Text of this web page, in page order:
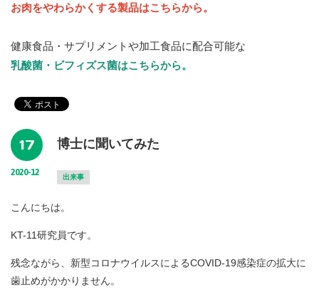
お肉をやわらかくする製品はこちらから。
健康食品・サプリメントや加工食品に配合可能な
乳酸菌・ビフィズス菌はこちらから。
17
2020-12
博士に聞いてみた
出来事
こんにちは。
KT-11研究員です。
残念ながら、新型コロナウイルスによるCOVID-19感染症の拡大に
歯止めがかかりません。